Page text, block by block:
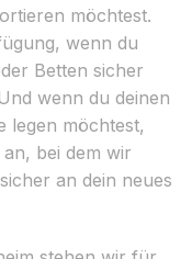
möchtest.
wenn du
Betten sicher
wenn du deinen
legen möchtest,
bei dem wir
an dein neues